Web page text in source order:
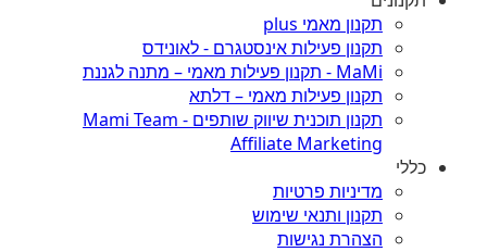
תקנון מאמי plus
תקנון פעילות אינסטגרם - לאונידס
MaMi - תקנון פעילות מאמי – מתנה לגננת
תקנון פעילות מאמי – דלתא
תקנון תוכנית שיווק שותפים - Mami Team
Affiliate Marketing
כללי
מדיניות פרטיות
תקנון ותנאי שימוש
הצהרת נגישות